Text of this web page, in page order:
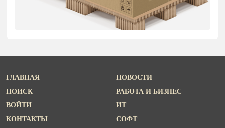
ГЛАВНАЯ
ПОИСК
ВОЙТИ
КОНТАКТЫ
НОВОСТИ
РАБОТА И БИЗНЕС
ИТ
СОФТ